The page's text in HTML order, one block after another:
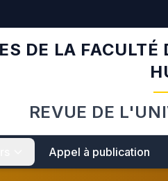
DE LA FACULTÉ
REVUE DE
Appel à publication